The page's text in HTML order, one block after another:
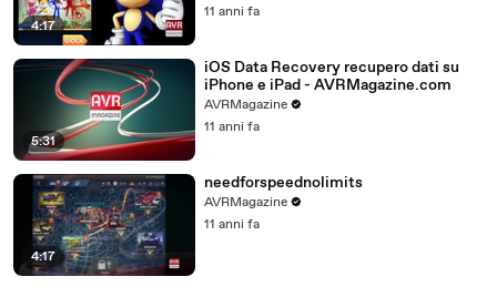
4:17
11 anni fa
5:31
iOS Data Recovery recupero dati su
iPhone e iPad - AVRMagazine.com
AVRMagazine
11 anni fa
4:17
needforspeednolimits
AVRMagazine
11 anni fa